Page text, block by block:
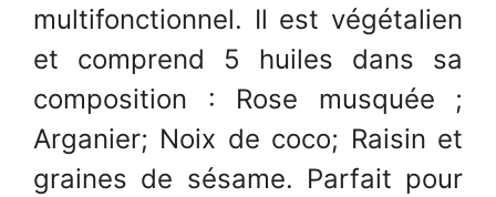
multifonctionnel. Il est végétalien
et comprend 5 huiles dans sa
composition : Rose musquée ;
Arganier; Noix de coco; Raisin et
graines de sésame. Parfait pour